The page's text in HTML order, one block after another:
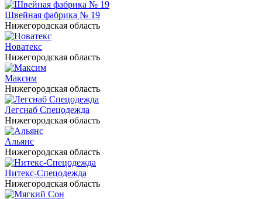
Швейная фабрика № 19
Нижегородская область
Новатекс
Нижегородская область
Максим
Нижегородская область
Легснаб Спецодежда
Нижегородская область
Альянс
Нижегородская область
Нитекс-Спецодежда
Нижегородская область